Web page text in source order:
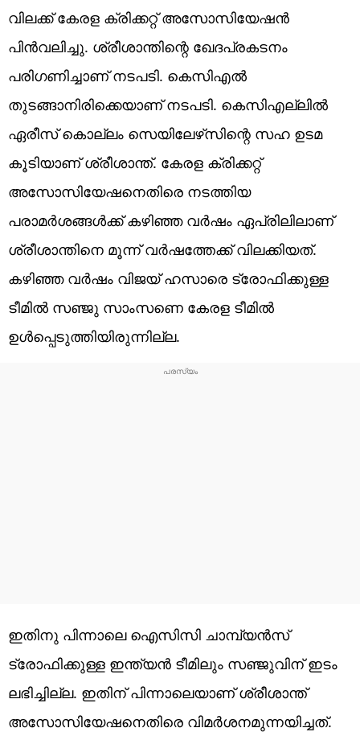
വിലക്ക് കേരള ക്രിക്കറ്റ് അസോസിയേഷന്‍
പിന്‍വലിച്ചു. ശ്രീശാന്തിന്റെ ഖേദപ്രകടനം
പരിഗണിച്ചാണ് നടപടി. കെസിഎല്‍
തുടങ്ങാനിരിക്കെയാണ് നടപടി. കെസിഎല്ലില്‍
ഏരീസ് കൊല്ലം സെയിലേഴ്‌സിന്റെ സഹ ഉടമ
കൂടിയാണ് ശ്രീശാന്ത്. കേരള ക്രിക്കറ്റ്
അസോസിയേഷനെതിരെ നടത്തിയ
പരാമര്‍ശങ്ങള്‍ക്ക് കഴിഞ്ഞ വര്‍ഷം ഏപ്രിലിലാണ്‌
ശ്രീശാന്തിനെ മൂന്ന് വര്‍ഷത്തേക്ക് വിലക്കിയത്.
കഴിഞ്ഞ വര്‍ഷം വിജയ് ഹസാരെ ട്രോഫിക്കുള്ള
ടീമില്‍ സഞ്ജു സാംസണെ കേരള ടീമില്‍
ഉള്‍പ്പെടുത്തിയിരുന്നില്ല.
ഇതിനു പിന്നാലെ ഐസിസി ചാമ്പ്യൻസ്
ട്രോഫിക്കുള്ള ഇന്ത്യൻ ടീമിലും സഞ്ജുവിന് ഇടം
ലഭിച്ചില്ല. ഇതിന് പിന്നാലെയാണ് ശ്രീശാന്ത്
അസോസിയേഷനെതിരെ വിമര്‍ശനമുന്നയിച്ചത്.